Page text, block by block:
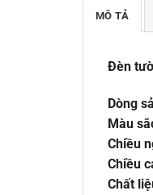
MÔ TẢ
Đèn
Dòng
Màu
Chiều
Chiều
Chất